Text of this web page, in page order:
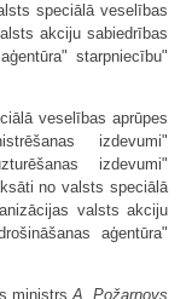
speciālā veselības
akciju sabiedrības
starpniecību"
veselības aprūpes
izdevumi"
izdevumi"
no valsts speciālā
valsts akciju
aģentūra"
ministrsA. Požarnovs